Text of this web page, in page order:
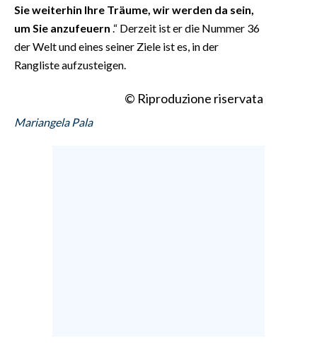
Sie weiterhin Ihre Träume, wir werden da sein,
um Sie anzufeuern .“ Derzeit ist er die Nummer 36
der Welt und eines seiner Ziele ist es, in der
Rangliste aufzusteigen.
© Riproduzione riservata
Mariangela Pala